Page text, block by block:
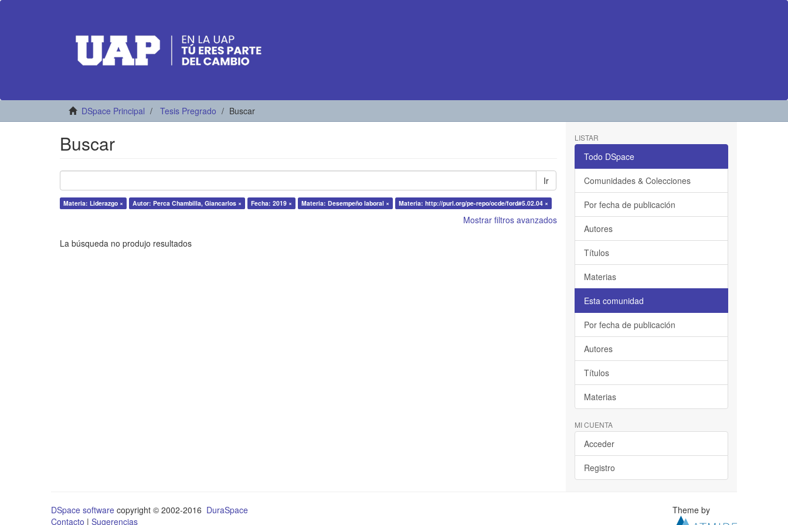
DSpace Principal Tesis Pregrado Buscar
Buscar
Ir
Materia: Liderazgo × Autor: Perca Chambilla, Giancarlos × Fecha: 2019 × Materia: Desempeño laboral × Materia: http://purl.org/pe-repo/ocde/ford#5.02.04 ×
Mostrar filtros avanzados
La búsqueda no produjo resultados
LISTAR
Todo DSpace
Comunidades & Colecciones
Por fecha de publicación
Autores
Títulos
Materias
Esta comunidad
Por fecha de publicación
Autores
Títulos
Materias
MI CUENTA
Acceder
Registro
DSpace software copyright © 2002-2016 DuraSpace
Contacto | Sugerencias
Theme by